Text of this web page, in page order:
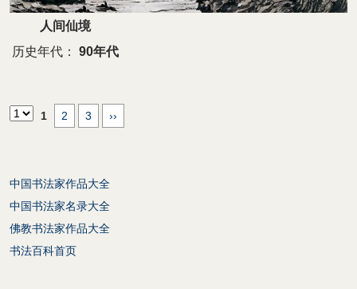
人间仙境
历史年代：
90年代
1 2 3 ››
中国书法家作品大全
中国书法家名录大全
佛教书法家作品大全
书法百科首页